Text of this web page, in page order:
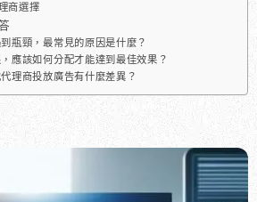
商選擇
瓶頸，最常見的原因是什麼？
應該如何分配才能達到最佳效果？
理商投放廣告有什麼差異？